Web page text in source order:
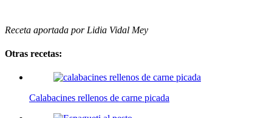
Receta aportada por Lidia Vidal Mey
Otras recetas:
Calabacines rellenos de carne picada